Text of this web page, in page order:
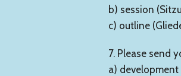
b) session
c) outline
7. Please send
a) development